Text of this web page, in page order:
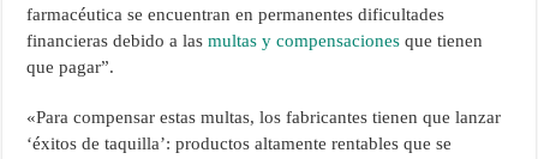
farmacéutica se encuentran en permanentes dificultades
financieras debido a lasmultas y compensaciones que tienen
que pagar”.
«Para compensar estas multas, los fabricantes tienen que lanzar
‘éxitos de taquilla’: productos altamente rentables que se